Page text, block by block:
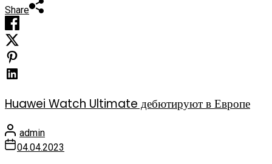
Share
Huawei Watch Ultimate дебютируют в Европе
admin
04.04.2023